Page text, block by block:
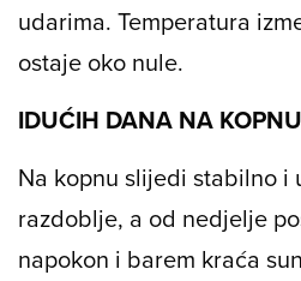
udarima. Temperatura
ostaje oko nule.
IDUĆIH DANA NA KOPNU
Na kopnu slijedi stabilno i
razdoblje, a od nedjelje
napokon i barem kraća